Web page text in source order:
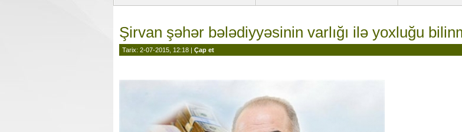
Şirvan şəhər bələdiyyəsinin varlığı ilə yoxluğu
Tarix: 2-07-2015, 12:18 | Çap et